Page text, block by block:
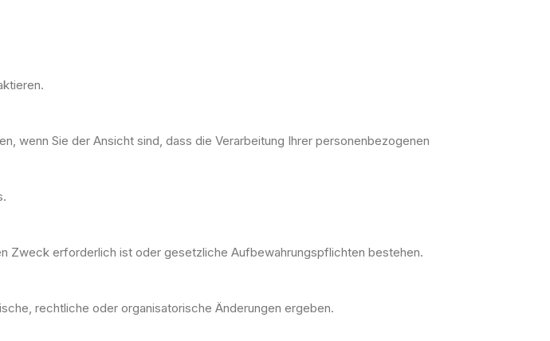
wenn Sie der Ansicht sind, dass die Verarbeitung Ihrer personenbezogenen
Zweck erforderlich ist oder gesetzliche Aufbewahrungspflichten bestehen.
rechtliche oder organisatorische Änderungen ergeben.